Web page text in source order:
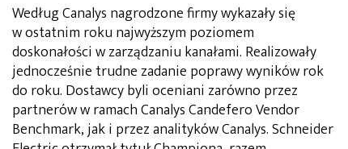
Według Canalys nagrodzone firmy wykazały się
w ostatnim roku najwyższym poziomem
doskonałości w zarządzaniu kanałami. Realizowały
jednocześnie trudne zadanie poprawy wyników rok
do roku. Dostawcy byli oceniani zarówno przez
partnerów w ramach Canalys Candefero Vendor
Benchmark, jak i przez analityków Canalys. Schneider